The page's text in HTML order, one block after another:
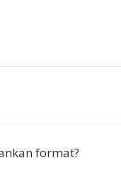
format?